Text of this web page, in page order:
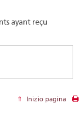
ayant reçu
Inizio pagina